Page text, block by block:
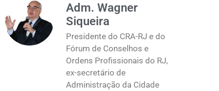
Adm. Wagner
Siqueira
Presidente do CRA-RJ e do
Fórum de Conselhos e
Ordens Profissionais do RJ,
ex-secretário de
Administração da Cidade